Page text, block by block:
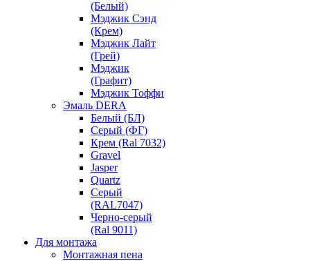
(Белый)
Мэджик Сэнд
(Крем)
Мэджик Лайт
(Грей)
Мэджик
(Графит)
Мэджик Тоффи
Эмаль DERA
Белый (БЛ)
Серый (ФГ)
Крем (Ral 7032)
Gravel
Jasper
Quartz
Серый
(RAL7047)
Черно-серый
(Ral 9011)
Для монтажа
Монтажная пена